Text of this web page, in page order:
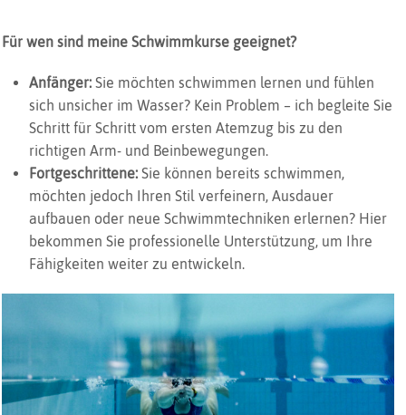
Für wen sind meine Schwimmkurse geeignet?
Anfänger: Sie möchten schwimmen lernen und fühlen
sich unsicher im Wasser? Kein Problem – ich begleite Sie
Schritt für Schritt vom ersten Atemzug bis zu den
richtigen Arm- und Beinbewegungen.
Fortgeschrittene: Sie können bereits schwimmen,
möchten jedoch Ihren Stil verfeinern, Ausdauer
aufbauen oder neue Schwimmtechniken erlernen? Hier
bekommen Sie professionelle Unterstützung, um Ihre
Fähigkeiten weiter zu entwickeln.